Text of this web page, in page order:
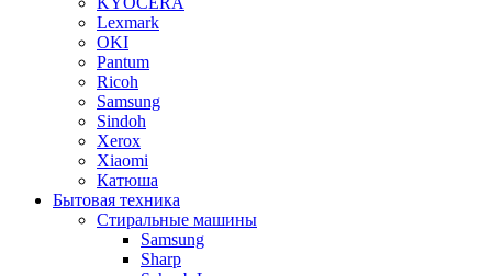
Lexmark
OKI
Pantum
Ricoh
Samsung
Sindoh
Xerox
Xiaomi
Катюша
Бытовая техника
Стиральные машины
Samsung
Sharp